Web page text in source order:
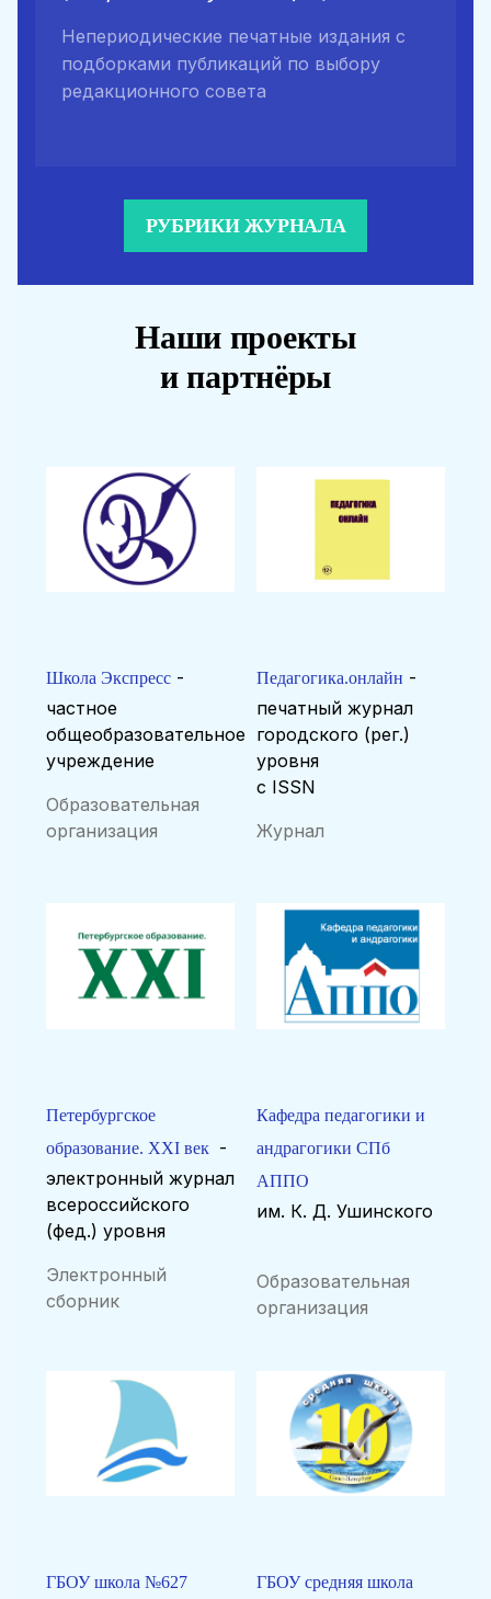
Непериодические печатные издания с
подборками публикаций по выбору
редакционного совета
РУБРИКИ ЖУРНАЛА
Наши проекты
и партнёры
Школа Экспресс -
частное
общеобразовательное
учреждение
Образовательная
организация
Педагогика.онлайн -
печатный журнал
городского (рег.)
уровня
с ISSN
Журнал
Петербургское
образование. XXI век -
электронный журнал
всероссийского
(фед.) уровня
Электронный
сборник
Кафедра педагогики и
андрагогики СПб
АППО
им. К. Д. Ушинского
Образовательная
организация
ГБОУ школа №627
ГБОУ средняя школа